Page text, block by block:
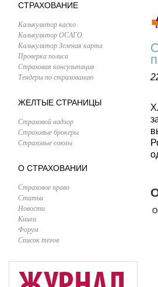
СТРАХОВАНИЕ
Калькулятор каско
Калькулятор ОСАГО
Калькулятор Зеленая карта
Проверка полиса
Страховая консультация
Тендеры по страхованию
ЖЕЛТЫЕ СТРАНИЦЫ
Страховой надзор
Страховые брокеры
Страховые союзы
О СТРАХОВАНИИ
Страховое право
Статьи
Новости
Книги
Форум
Список тегов